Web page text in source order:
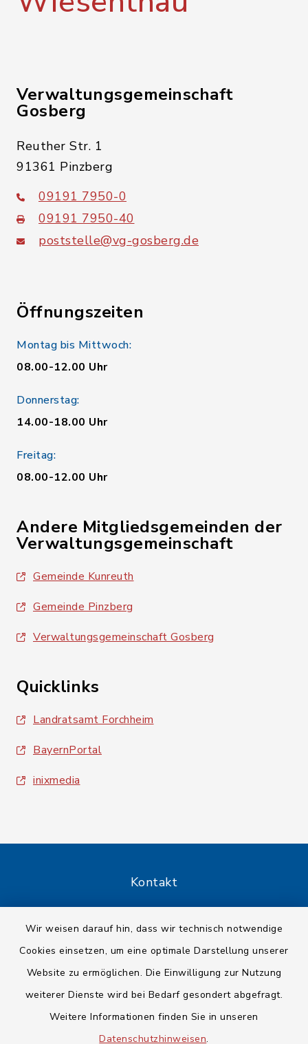
Wir weisen darauf hin, dass wir technisch notwendige
Cookies einsetzen, um eine optimale Darstellung unserer
Website zu ermöglichen. Die Einwilligung zur Nutzung
weiterer Dienste wird bei Bedarf gesondert abgefragt.
Weitere Informationen finden Sie in unseren
Datenschutzhinweisen.
Verwaltungsgemeinschaft
Gosberg
Reuther Str. 1
91361 Pinzberg
09191 7950-0
09191 7950-40
poststelle@vg-gosberg.de
Öffnungszeiten
Montag bis Mittwoch:
08.00-12.00 Uhr
Donnerstag:
14.00-18.00 Uhr
Freitag:
08.00-12.00 Uhr
Andere Mitgliedsgemeinden der
Verwaltungsgemeinschaft
Gemeinde Kunreuth
Gemeinde Pinzberg
Verwaltungsgemeinschaft Gosberg
Quicklinks
Landratsamt Forchheim
BayernPortal
inixmedia
Kontakt
Datenschutz
Impressum
Sitemap